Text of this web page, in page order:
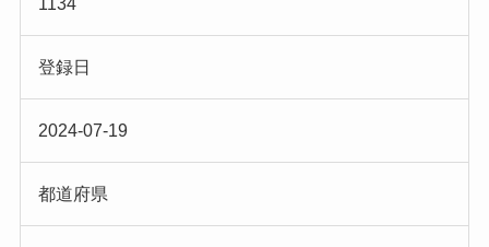
1134
登録日
2024-07-19
都道府県